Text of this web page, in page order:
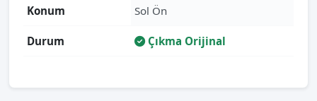
Konum Sol Ön
Durum Çıkma Orijinal